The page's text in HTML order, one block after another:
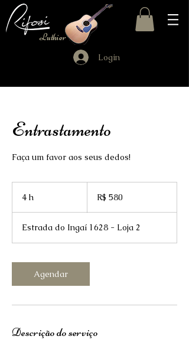
Luthier
Login
Entrastamento
Faça um favor aos seus dedos!
4 h
brasileiros
R$ 580
Estrada do Ingaí 1628 - Loja 2
Agendar
Descrição do serviço